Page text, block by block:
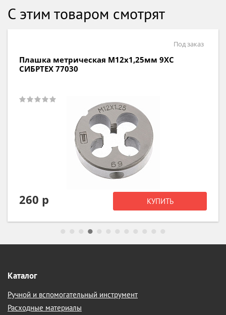
С этим товаром смотрят
Под заказ
Плашка метрическая М12х1,25мм 9ХС
СИБРТЕХ 77030
260 р КУПИТЬ
Каталог
Ручной и вспомогательный инструмент
Расходные материалы